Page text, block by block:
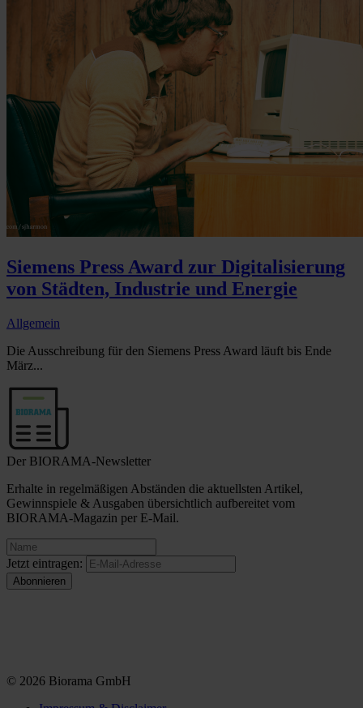
Siemens Press Award zur Digitalisierung
von Städten, Industrie und Energie
Allgemein
Die Ausschreibung für den Siemens Press Award läuft bis Ende
März...
Der BIORAMA-Newsletter
Erhalte in regelmäßigen Abständen die aktuellsten Artikel,
Gewinnspiele & Ausgaben übersichtlich aufbereitet vom
BIORAMA-Magazin per E-Mail.
Jetzt eintragen:
© 2026 Biorama GmbH